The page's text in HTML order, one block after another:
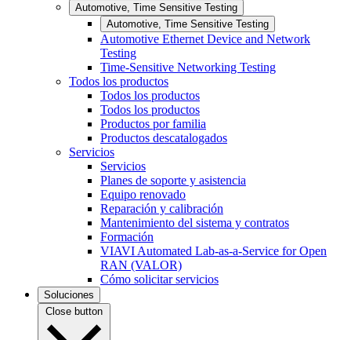
Automotive, Time Sensitive Testing
Automotive, Time Sensitive Testing
Automotive Ethernet Device and Network
Testing
Time-Sensitive Networking Testing
Todos los productos
Todos los productos
Todos los productos
Productos por familia
Productos descatalogados
Servicios
Servicios
Planes de soporte y asistencia
Equipo renovado
Reparación y calibración
Mantenimiento del sistema y contratos
Formación
VIAVI Automated Lab-as-a-Service for Open
RAN (VALOR)
Cómo solicitar servicios
Soluciones
Close button